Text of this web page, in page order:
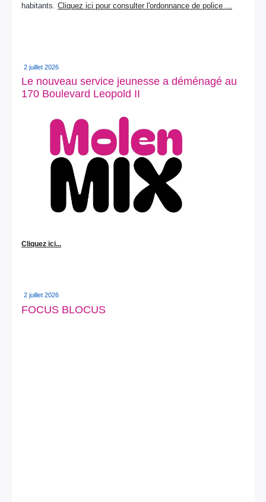
habitants. Cliquez ici pour consulter l'ordonnance de police ...
2 juillet 2026
Le nouveau service jeunesse a déménagé au
170 Boulevard Leopold II
Cliquez ici...
2 juillet 2026
FOCUS BLOCUS